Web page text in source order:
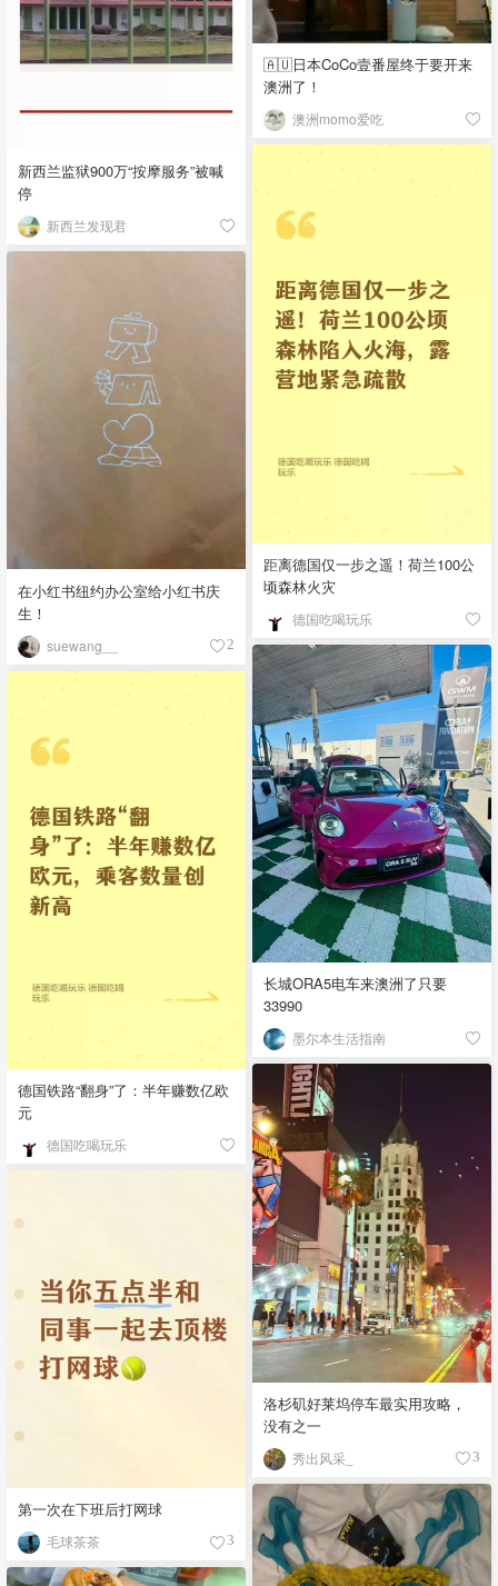
🇦🇺日本CoCo壹番屋终于要开来
澳洲了！
澳洲momo爱吃
新西兰监狱900万“按摩服务”被喊
停
新西兰发现君
距离德国仅一步之遥！荷兰100公
顷森林火灾
德国吃喝玩乐
在小红书纽约办公室给小红书庆
生！
suewang__ 2
长城ORA5电车来澳洲了只要
33990
墨尔本生活指南
德国铁路“翻身”了：半年赚数亿欧
元
德国吃喝玩乐
洛杉矶好莱坞停车最实用攻略，
没有之一
秀出风采_ 3
第一次在下班后打网球
毛球茶茶 3